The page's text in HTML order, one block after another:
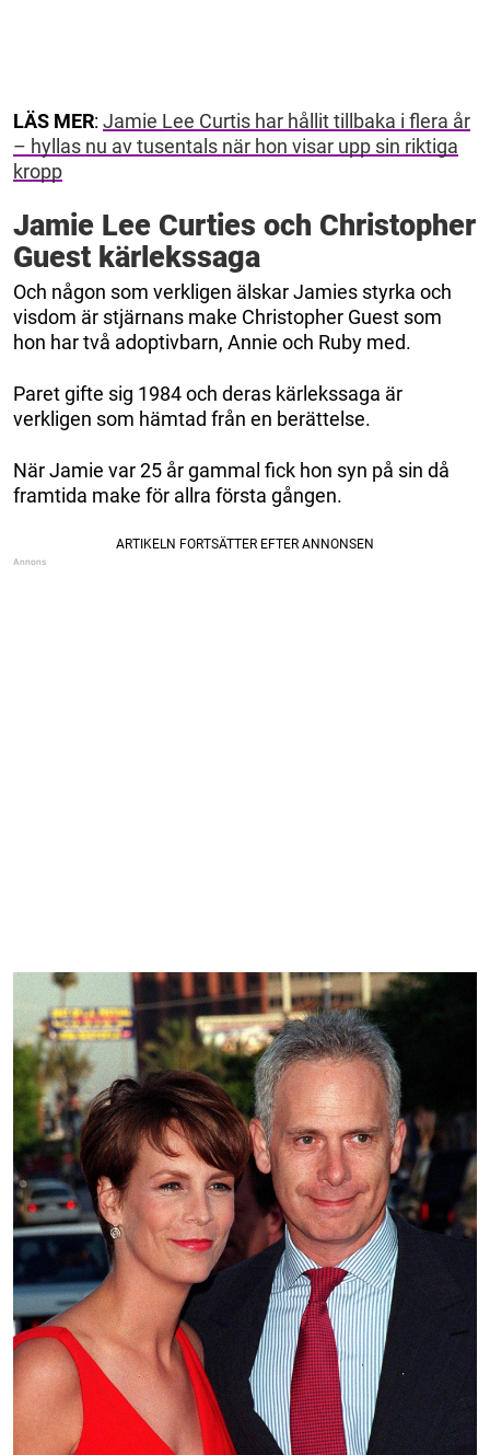
LÄS MER: Jamie Lee Curtis har hållit tillbaka i flera år
– hyllas nu av tusentals när hon visar upp sin riktiga
kropp
Jamie Lee Curties och Christopher
Guest kärlekssaga
Och någon som verkligen älskar Jamies styrka och
visdom är stjärnans make Christopher Guest som
hon har två adoptivbarn, Annie och Ruby med.
Paret gifte sig 1984 och deras kärlekssaga är
verkligen som hämtad från en berättelse.
När Jamie var 25 år gammal fick hon syn på sin då
framtida make för allra första gången.